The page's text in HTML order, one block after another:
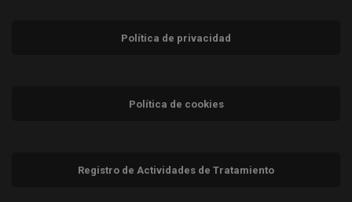
Política de privacidad
Política de cookies
Registro de Actividades de Tratamiento